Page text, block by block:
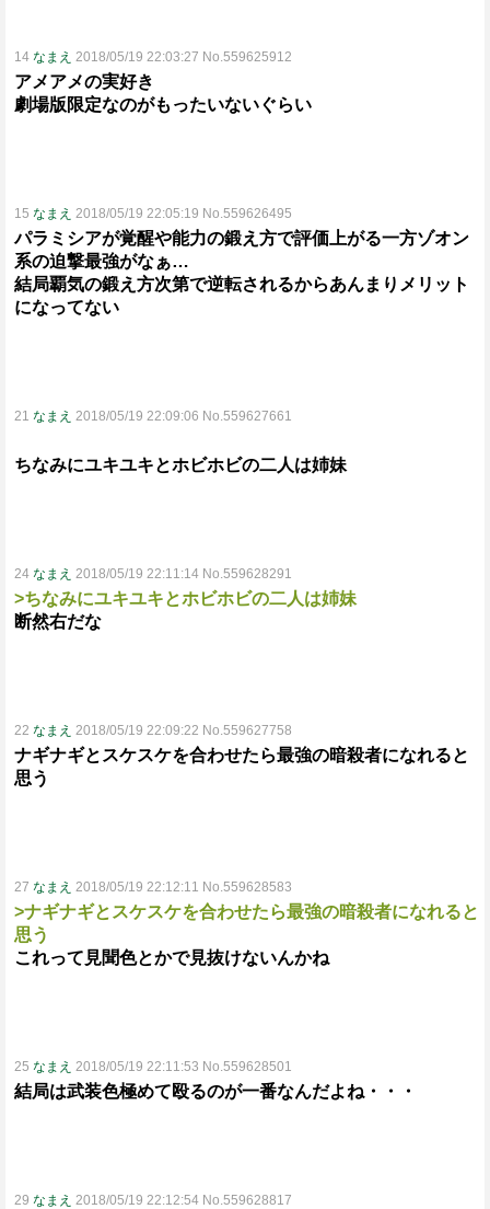
14 なまえ 2018/05/19 22:03:27 No.559625912
アメアメの実好き
劇場版限定なのがもったいないぐらい
15 なまえ 2018/05/19 22:05:19 No.559626495
パラミシアが覚醒や能力の鍛え方で評価上がる一方ゾオン
系の迫撃最強がなぁ…
結局覇気の鍛え方次第で逆転されるからあんまりメリット
になってない
21 なまえ 2018/05/19 22:09:06 No.559627661
ちなみにユキユキとホビホビの二人は姉妹
24 なまえ 2018/05/19 22:11:14 No.559628291
>ちなみにユキユキとホビホビの二人は姉妹
断然右だな
22 なまえ 2018/05/19 22:09:22 No.559627758
ナギナギとスケスケを合わせたら最強の暗殺者になれると
思う
27 なまえ 2018/05/19 22:12:11 No.559628583
>ナギナギとスケスケを合わせたら最強の暗殺者になれると
思う
これって見聞色とかで見抜けないんかね
25 なまえ 2018/05/19 22:11:53 No.559628501
結局は武装色極めて殴るのが一番なんだよね・・・
29 なまえ 2018/05/19 22:12:54 No.559628817